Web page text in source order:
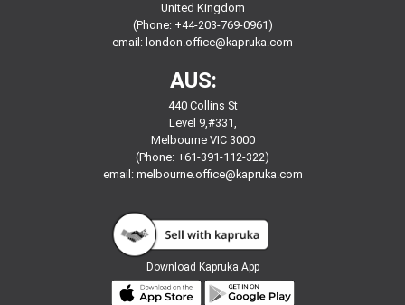
United Kingdom
(Phone: +44-203-769-0961)
email: london.office@kapruka.com
AUS:
440 Collins St
Level 9,#331,
Melbourne VIC 3000
(Phone: +61-391-112-322)
email: melbourne.office@kapruka.com
Download Kapruka App